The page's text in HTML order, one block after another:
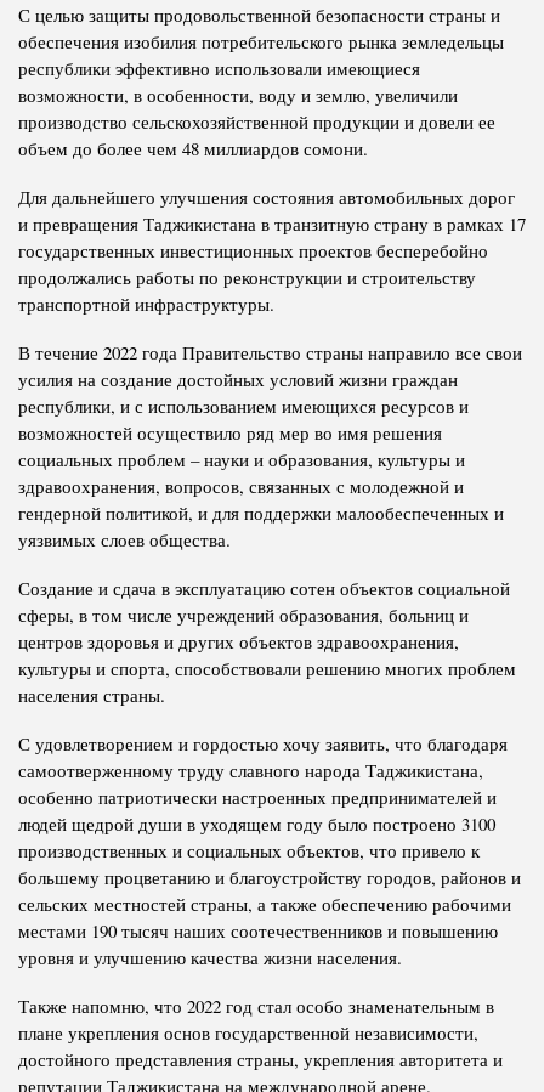
С целью защиты продовольственной безопасности страны и
обеспечения изобилия потребительского рынка земледельцы
республики эффективно использовали имеющиеся
возможности, в особенности, воду и землю, увеличили
производство сельскохозяйственной продукции и довели ее
объем до более чем 48 миллиардов сомони.
Для дальнейшего улучшения состояния автомобильных дорог
и превращения Таджикистана в транзитную страну в рамках 17
государственных инвестиционных проектов бесперебойно
продолжались работы по реконструкции и строительству
транспортной инфраструктуры.
В течение 2022 года Правительство страны направило все свои
усилия на создание достойных условий жизни граждан
республики, и с использованием имеющихся ресурсов и
возможностей осуществило ряд мер во имя решения
социальных проблем – науки и образования, культуры и
здравоохранения, вопросов, связанных с молодежной и
гендерной политикой, и для поддержки малообеспеченных и
уязвимых слоев общества.
Создание и сдача в эксплуатацию сотен объектов социальной
сферы, в том числе учреждений образования, больниц и
центров здоровья и других объектов здравоохранения,
культуры и спорта, способствовали решению многих проблем
населения страны.
С удовлетворением и гордостью хочу заявить, что благодаря
самоотверженному труду славного народа Таджикистана,
особенно патриотически настроенных предпринимателей и
людей щедрой души в уходящем году было построено 3100
производственных и социальных объектов, что привело к
большему процветанию и благоустройству городов, районов и
сельских местностей страны, а также обеспечению рабочими
местами 190 тысяч наших соотечественников и повышению
уровня и улучшению качества жизни населения.
Также напомню, что 2022 год стал особо знаменательным в
плане укрепления основ государственной независимости,
достойного представления страны, укрепления авторитета и
репутации Таджикистана на международной арене.